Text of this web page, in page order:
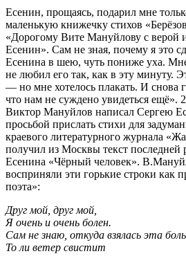
Есенин, прощаясь, подарил мне
маленькую книжечку стихов
«Дорогому Вите Мануйлову с верой
Есенин». Сам не зная, почему я это
Есенина в шею, чуть пониже уха. Мне
не любил его так, как в эту минуту.
— но мне хотелось плакать. И снова
что нам не суждено увидеться ещё».
Виктор Мануйлов написал Сергею
просьбой прислать стихи для
краевого литературного журнала
получил из Москвы текст последней
Есенина «Чёрный человек».
восприняли эти горькие строки как
поэта»:
Друг мой, друг мой,
Я очень и очень болен.
Сам не знаю, откуда взялась эта
То ли ветер свистит